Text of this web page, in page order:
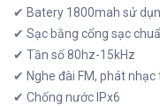
✔ Batery 1800mah sử
✔ Sạc bằng cổng sạc
✔ Tần số 80hz-15kHz
✔ Nghe đài FM, phát nhạc
✔ Chống nước IPx6